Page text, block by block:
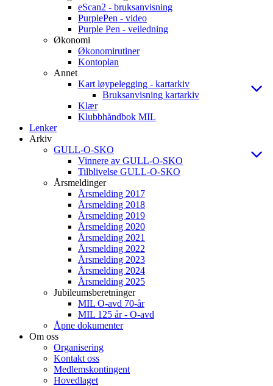
eScan2 - bruksanvisning
PurplePen - video
Purple Pen - veiledning
Økonomi
Økonomirutiner
Kontoplan
Annet
Kart løypelegging - kartarkiv
Bruksanvisning kartarkiv
Klær
Klubbhåndbok MIL
Lenker
Arkiv
GULL-O-SKO
Vinnere av GULL-O-SKO
Tilblivelse GULL-O-SKO
Årsmeldinger
Årsmelding 2017
Årsmelding 2018
Årsmelding 2019
Årsmelding 2020
Årsmelding 2021
Årsmelding 2022
Årsmelding 2023
Årsmelding 2024
Årsmelding 2025
Jubileumsberetninger
MIL O-avd 70-år
MIL 125 år - O-avd
Åpne dokumenter
Om oss
Organisering
Kontakt oss
Medlemskontingent
Hovedlaget